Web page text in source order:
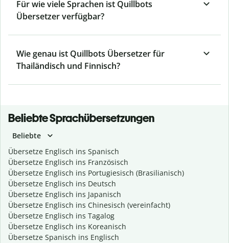
Für wie viele Sprachen ist Quillbots
Übersetzer verfügbar?
Wie genau ist Quillbots Übersetzer für
Thailändisch und Finnisch?
Beliebte Sprachübersetzungen
Beliebte
Übersetze Englisch ins Spanisch
Übersetze Englisch ins Französisch
Übersetze Englisch ins Portugiesisch (Brasilianisch)
Übersetze Englisch ins Deutsch
Übersetze Englisch ins Japanisch
Übersetze Englisch ins Chinesisch (vereinfacht)
Übersetze Englisch ins Tagalog
Übersetze Englisch ins Koreanisch
Übersetze Spanisch ins Englisch